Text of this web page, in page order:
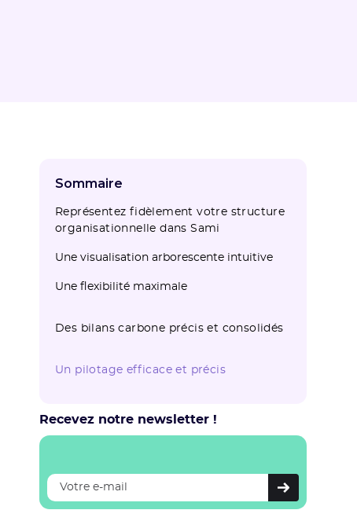
Sommaire
Représentez fidèlement votre structure
organisationnelle dans Sami
Une visualisation arborescente intuitive
Une flexibilité maximale
Des bilans carbone précis et consolidés
Un pilotage efficace et précis
Recevez notre newsletter !